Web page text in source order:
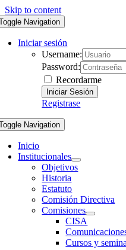
Skip to content
Navigation
Iniciar sesión
Username:
Password:
Recordarme
Registrase
Navigation
Inicio
Institucionales
Objetivos
Historia
Estatuto
Comisión Directiva
Comisiones
CISA
Cursos y